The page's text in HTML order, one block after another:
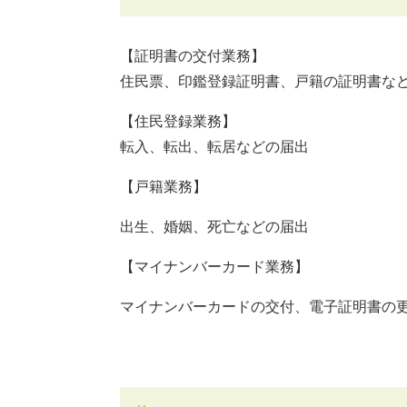
【証明書の交付業務】
住民票、印鑑登録証明書、戸籍の証明書な
【住民登録業務】
転入、転出、転居などの届出
【戸籍業務】
出生、婚姻、死亡などの届出
【マイナンバーカード業務】
マイナンバーカードの交付、電子証明書の